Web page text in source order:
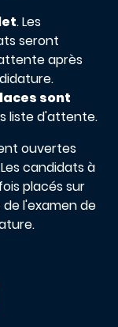
. Les
seront
après
sont
liste d'attente.
ouvertes
candidats à
placés sur
l'examen de